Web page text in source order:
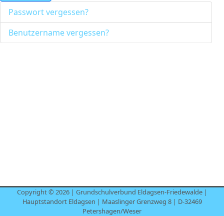
Passwort vergessen?
Benutzername vergessen?
Copyright © 2026 | Grundschulverbund Eldagsen-Friedewalde |
Hauptstandort Eldagsen | Maaslinger Grenzweg 8 | D-32469
Petershagen/Weser